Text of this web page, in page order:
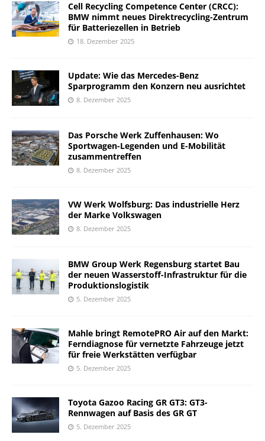
Cell Recycling Competence Center (CRCC):
BMW nimmt neues Direktrecycling-Zentrum
für Batteriezellen in Betrieb
18. Dezember 2025
Update: Wie das Mercedes-Benz
Sparprogramm den Konzern neu ausrichtet
8. Dezember 2025
Das Porsche Werk Zuffenhausen: Wo
Sportwagen-Legenden und E-Mobilität
zusammentreffen
8. Dezember 2025
VW Werk Wolfsburg: Das industrielle Herz
der Marke Volkswagen
8. Dezember 2025
BMW Group Werk Regensburg startet Bau
der neuen Wasserstoff-Infrastruktur für die
Produktionslogistik
5. Dezember 2025
Mahle bringt RemotePRO Air auf den Markt:
Ferndiagnose für vernetzte Fahrzeuge jetzt
für freie Werkstätten verfügbar
5. Dezember 2025
Toyota Gazoo Racing GR GT3: GT3-
Rennwagen auf Basis des GR GT
5. Dezember 2025